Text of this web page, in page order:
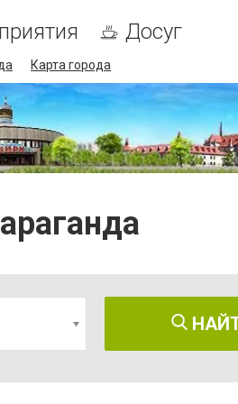
Досуг
Карта города